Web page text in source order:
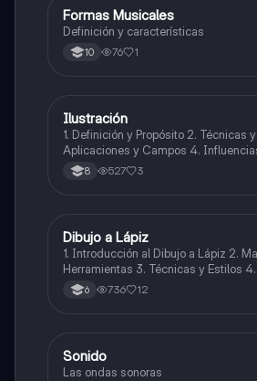
Música
Formas Musicales
Definición y características
10 76 1
Artes
Ilustración
1. Definición y Propósito 2. Técnicas
Aplicaciones y Campos 4.
Artísticos 5. Ética en la Ilustración 6.
Profesional y Educativo 7. Ejemplos y
8 527 3
Artes
Dibujo a Lápiz
1. Introducción al Dibujo a Lápiz 2.
Herramientas 3. Técnicas y Estilos
Prácticas Recomendadas 5.
Referencias 6. Proceso Creativo y
6 736 12
Música
Sonido
Las ondas sonoras